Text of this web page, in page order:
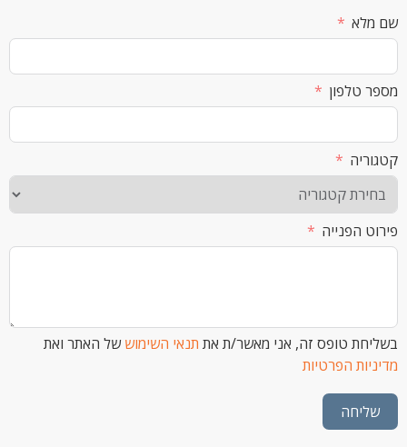
טופס זה, אני מאשר/ת אתתנאי השימוש של האתר ואת
הפרטיות